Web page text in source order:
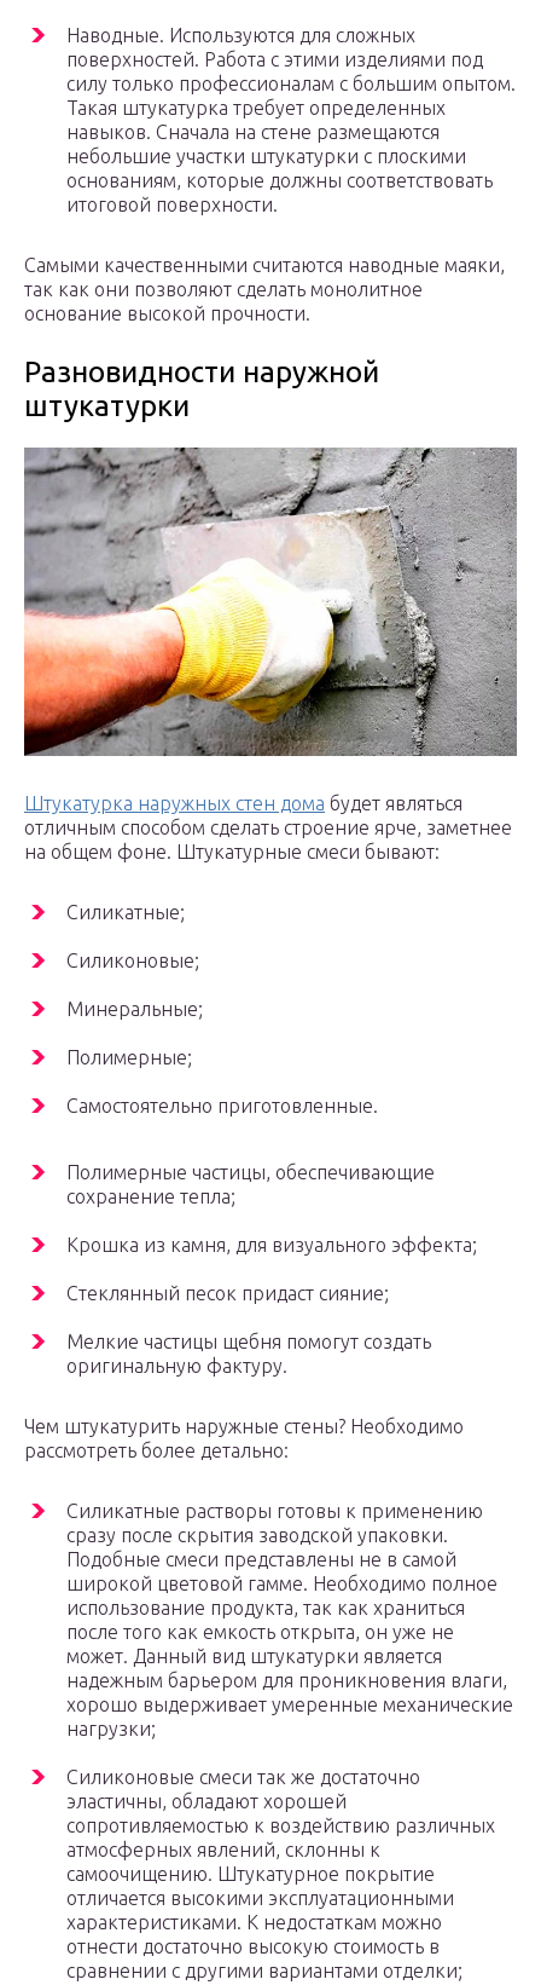
Наводные. Используются для сложных
поверхностей. Работа с этими изделиями под
силу только профессионалам с большим опытом.
Такая штукатурка требует определенных
навыков. Сначала на стене размещаются
небольшие участки штукатурки с плоскими
основаниям, которые должны соответствовать
итоговой поверхности.
Самыми качественными считаются наводные маяки,
так как они позволяют сделать монолитное
основание высокой прочности.
Разновидности наружной
штукатурки
Штукатурка наружных стен дома будет являться
отличным способом сделать строение ярче, заметнее
на общем фоне. Штукатурные смеси бывают:
Силикатные;
Силиконовые;
Минеральные;
Полимерные;
Самостоятельно приготовленные.
Полимерные частицы, обеспечивающие
сохранение тепла;
Крошка из камня, для визуального эффекта;
Стеклянный песок придаст сияние;
Мелкие частицы щебня помогут создать
оригинальную фактуру.
Чем штукатурить наружные стены? Необходимо
рассмотреть более детально:
Силикатные растворы готовы к применению
сразу после скрытия заводской упаковки.
Подобные смеси представлены не в самой
широкой цветовой гамме. Необходимо полное
использование продукта, так как храниться
после того как емкость открыта, он уже не
может. Данный вид штукатурки является
надежным барьером для проникновения влаги,
хорошо выдерживает умеренные механические
нагрузки;
Силиконовые смеси так же достаточно
эластичны, обладают хорошей
сопротивляемостью к воздействию различных
атмосферных явлений, склонны к
самоочищению. Штукатурное покрытие
отличается высокими эксплуатационными
характеристиками. К недостаткам можно
отнести достаточно высокую стоимость в
сравнении с другими вариантами отделки;